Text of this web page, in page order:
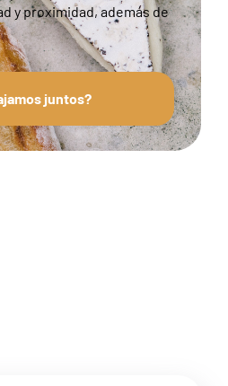
y proximidad, además de
juntos?